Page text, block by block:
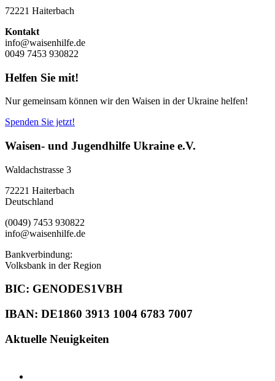
72221 Haiterbach
Kontakt
info@waisenhilfe.de
0049 7453 930822
Helfen Sie mit!
Nur gemeinsam können wir den Waisen in der Ukraine helfen!
Spenden Sie jetzt!
Waisen- und Jugendhilfe Ukraine e.V.
Waldachstrasse 3
72221 Haiterbach
Deutschland
(0049) 7453 930822
info@waisenhilfe.de
Bankverbindung:
Volksbank in der Region
BIC: GENODES1VBH
IBAN: DE1860 3913 1004 6783 7007
Aktuelle Neuigkeiten